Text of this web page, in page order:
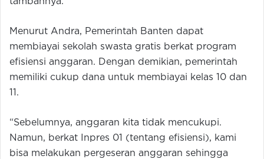
Menurut Andra, Pemerintah Banten dapat
membiayai sekolah swasta gratis berkat program
efisiensi anggaran. Dengan demikian, pemerintah
memiliki cukup dana untuk membiayai kelas 10 dan
11.
“Sebelumnya, anggaran kita tidak mencukupi.
Namun, berkat Inpres 01 (tentang efisiensi), kami
bisa melakukan pergeseran anggaran sehingga